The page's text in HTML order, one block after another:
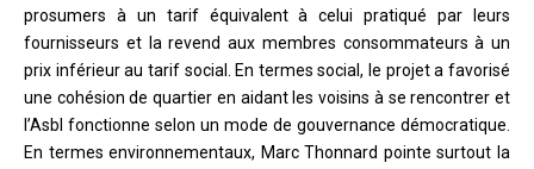
prosumers à un tarif équivalent à celui pratiqué par leurs
fournisseurs et la revend aux membres consommateurs à un
prix inférieur au tarif social. En termes social, le projet a favorisé
une cohésion de quartier en aidant les voisins à se rencontrer et
l’Asbl fonctionne selon un mode de gouvernance démocratique.
En termes environnementaux, Marc Thonnard pointe surtout la